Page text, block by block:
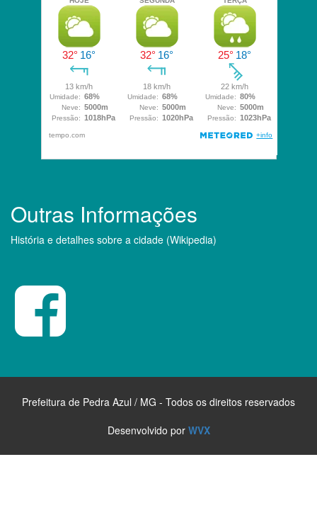
Outras Informações
História e detalhes sobre a cidade (Wikipedia)
Prefeitura de Pedra Azul / MG - Todos os direitos reservados
Desenvolvido por WVX